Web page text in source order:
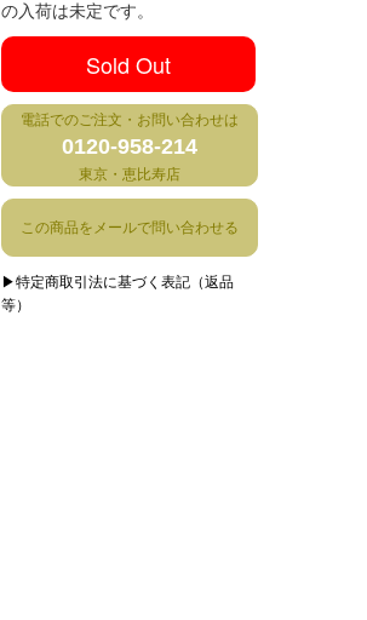
の入荷は未定です。
Sold Out
電話でのご注文・お問い合わせは
0120-958-214
東京・恵比寿店
この商品をメールで問い合わせる
▶特定商取引法に基づく表記（返品
等）